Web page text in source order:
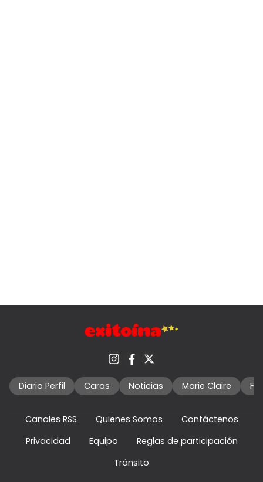
Diario Perfil Caras Noticias Marie Claire
Canales RSS Quienes Somos
Contáctenos
Privacidad
Equipo
Reglas de participación
Tránsito